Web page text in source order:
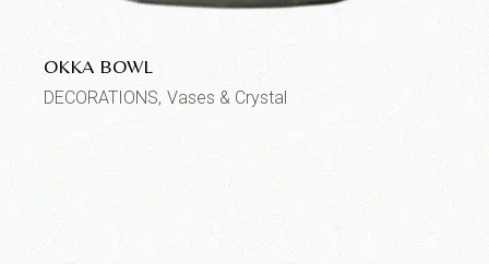
OKKA BOWL
DECORATIONS Vases & Crystal